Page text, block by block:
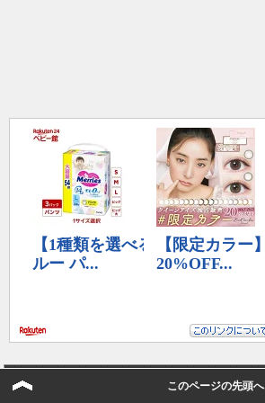
リンク このページの先頭へ